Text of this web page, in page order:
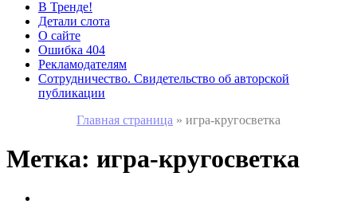
В Тренде!
Детали слота
О сайте
Ошибка 404
Рекламодателям
Сотрудничество. Свидетельство об авторской
публикации
Главная страница » игра-кругосветка
Метка: игра-кругосветка